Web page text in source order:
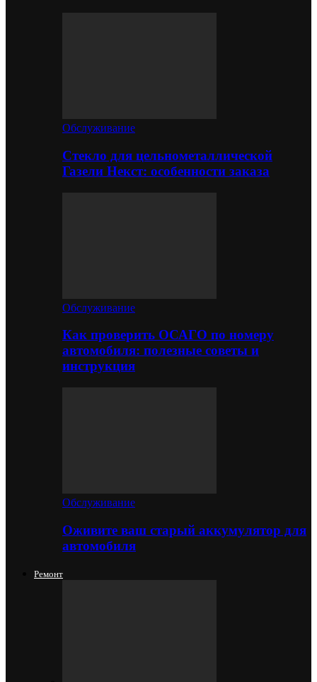
Обслуживание
Стекло для цельнометаллической
Газели Некст: особенности заказа
Обслуживание
Как проверить ОСАГО по номеру
автомобиля: полезные советы и
инструкция
Обслуживание
Оживите ваш старый аккумулятор для
автомобиля
Ремонт